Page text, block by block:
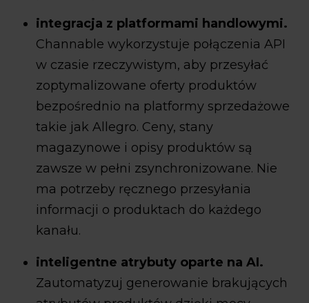
integracja z platformami handlowymi.
Channable wykorzystuje połączenia API
w czasie rzeczywistym, aby przesyłać
zoptymalizowane oferty produktów
bezpośrednio na platformy sprzedażowe
takie jak Allegro. Ceny, stany
magazynowe i opisy produktów są
zawsze w pełni zsynchronizowane. Nie
ma potrzeby ręcznego przesyłania
informacji o produktach do każdego
kanału.
inteligentne atrybuty oparte na AI.
Zautomatyzuj generowanie brakujących